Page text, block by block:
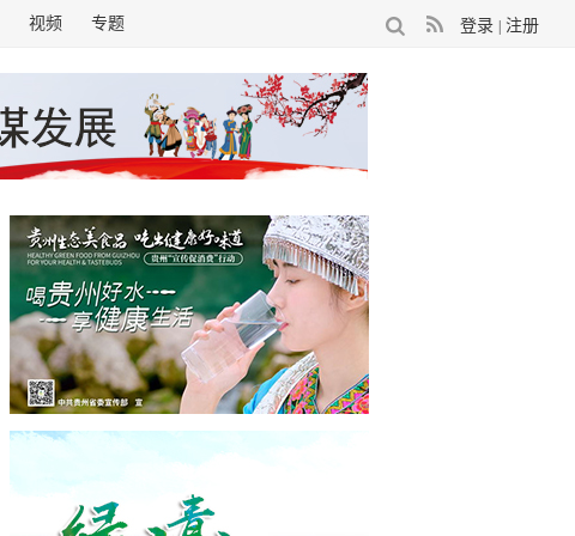
登录 注册
视频 专题